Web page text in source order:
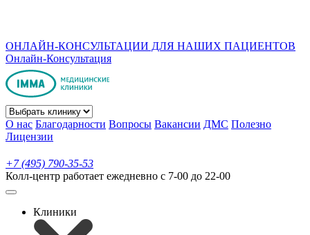
ОНЛАЙН-КОНСУЛЬТАЦИИ ДЛЯ НАШИХ ПАЦИЕНТОВ
Онлайн-Консультация
О нас Благодарности Вопросы Вакансии ДМС Полезно
Лицензии
+7 (495) 790-35-53
Колл-центр работает ежедневно с 7-00 до 22-00
Клиники